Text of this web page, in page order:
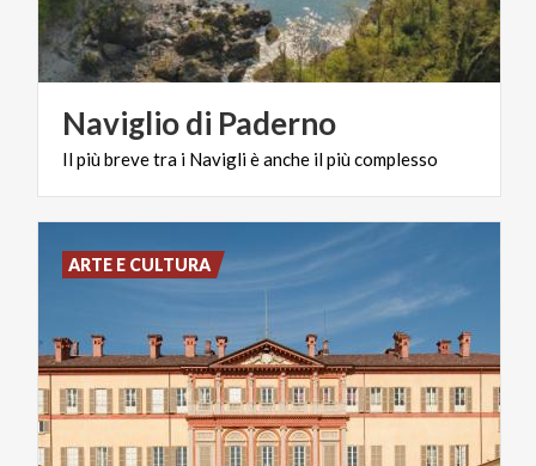
Navigliodi Paderno
Ilpiùbrevetra i Naviglièanche ilpiùcomplesso
ARTE E CULTURA